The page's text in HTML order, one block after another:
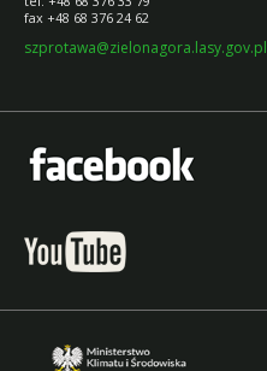
fax +48 68 376 24 62
szprotawa@zielonagora.lasy.gov.pl